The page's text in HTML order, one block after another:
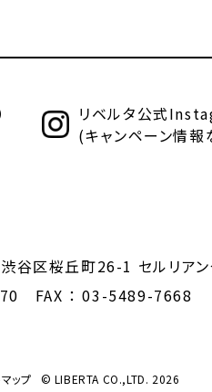
リベルタ公式
(キャンペーン情報
谷区桜丘町26-1 セルリア
FAX ： 03-5489-7668
ップ © LIBERTA CO.,LTD. 2026